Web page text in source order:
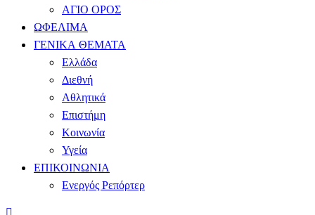
ΑΓΙΟ ΟΡΟΣ
ΩΦΕΛΙΜΑ
ΓΕΝΙΚΑ ΘΕΜΑΤΑ
Ελλάδα
Διεθνή
Αθλητικά
Επιστήμη
Κοινωνία
Υγεία
ΕΠΙΚΟΙΝΩΝΙΑ
Ενεργός Ρεπόρτερ